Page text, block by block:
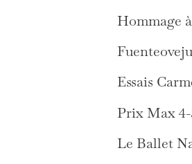
Hommage
Essais
Prix Max 4-
Le Ballet